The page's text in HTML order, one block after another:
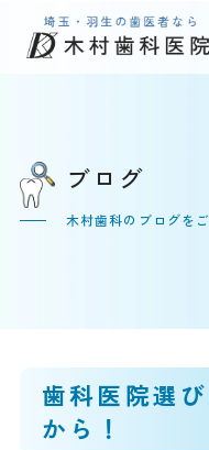
ブログ
木村歯科のブログを
歯科医院選
から！